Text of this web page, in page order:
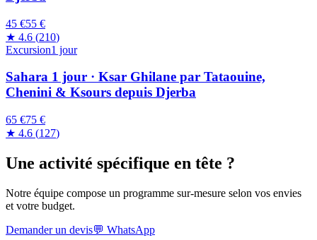
45 €55 €
★ 4.6 (210)
Excursion1 jour
Sahara 1 jour · Ksar Ghilane par Tataouine,
Chenini & Ksours depuis Djerba
65 €75 €
★ 4.6 (127)
Une activité spécifique en tête ?
Notre équipe compose un programme sur-mesure selon vos envies
et votre budget.
Demander un devis💬 WhatsApp